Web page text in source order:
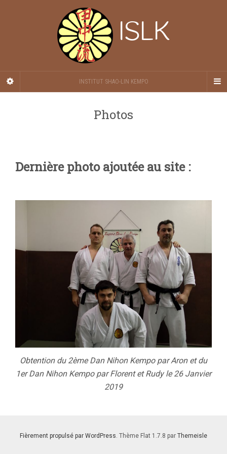
ISLK
INSTITUT SHAO-LIN KEMPO
Photos
Dernière photo ajoutée au site :
Obtention du 2ème Dan Nihon Kempo par Aron et du
1er Dan Nihon Kempo par Florent et Rudy le 26 Janvier
2019
Fièrement propulsé par WordPress. Thème Flat 1.7.8 par Themeisle